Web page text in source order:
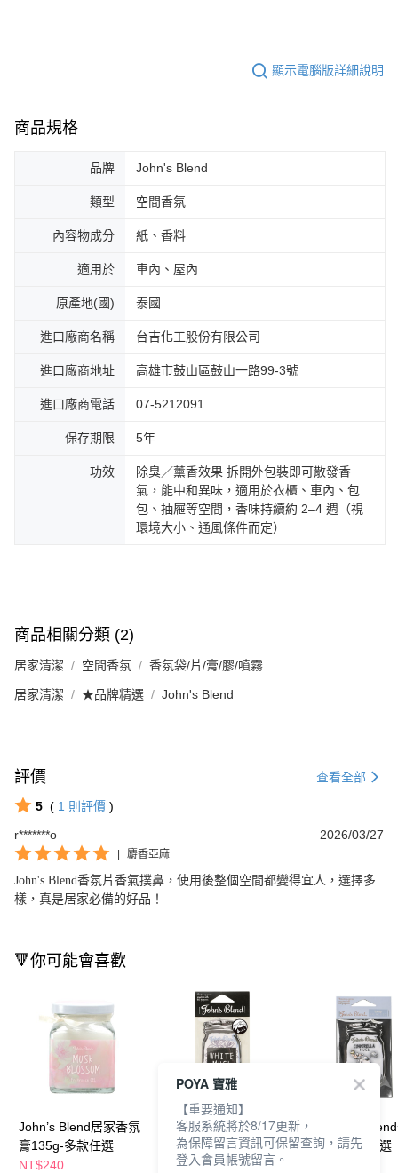
顯示電腦版詳細說明
商品規格
品牌 John's Blend
類型 空間香氛
內容物成分 紙、香料
適用於 車內、屋內
原產地(國) 泰國
進口廠商名稱 台吉化工股份有限公司
進口廠商地址 高雄市鼓山區鼓山一路99-3號
進口廠商電話 07-5212091
保存期限 5年
功效
除臭／薰香效果 拆開外包裝即可散發香
氣，能中和異味，適用於衣櫃、車內、包
包、抽屜等空間，香味持續約 2–4 週（視
環境大小、通風條件而定）
商品相關分類 (2)
居家清潔 空間香氛 香氛袋/片/膏/膠/噴霧
居家清潔 ★品牌精選 John's Blend
評價 查看全部
5 ( 1 則評價 )
r*******o
2026/03/27
| 麝香亞麻
John's Blend香氛片香氣撲鼻，使用後整個空間都變得宜人，選擇多
樣，真是居家必備的好品！
🔻你可能會喜歡
John’s Blend居家香氛
膏135g-多款任選
NT$240
日本John’s Blend香氛
片-多款任選
NT$79
日本John’s
香氛片-多款任選
POYA 寶雅
【重要通知】
客服系統將於8/17更新，
為保障留言資訊可保留查詢，請先
登入會員帳號留言。